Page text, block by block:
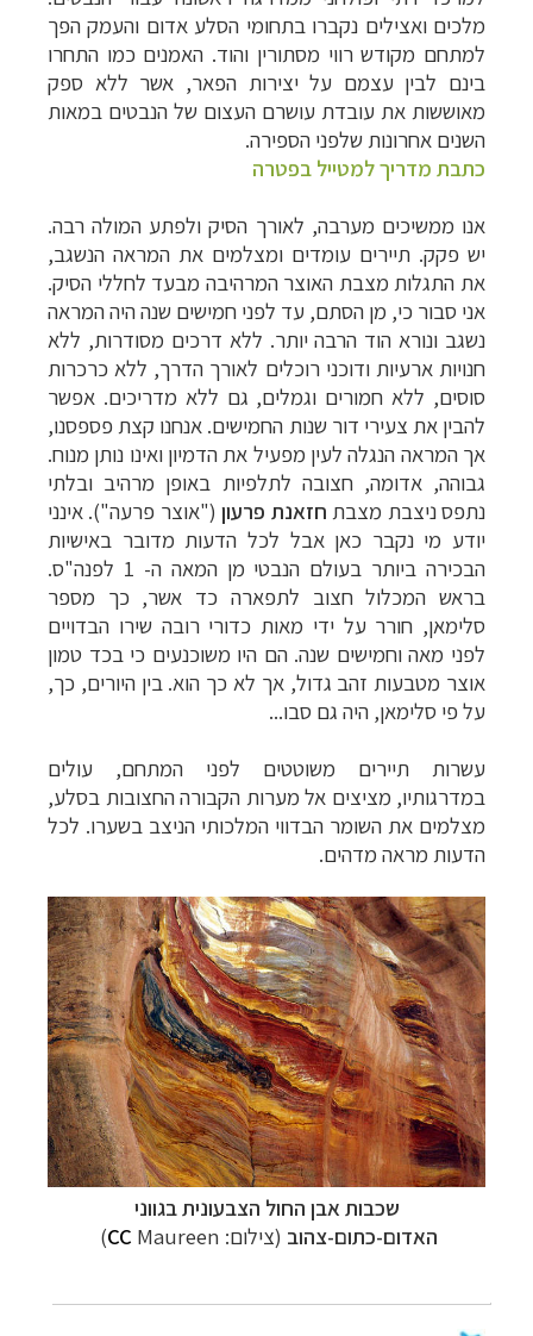
מלכים ואצילים נקברו בתחומי הסלע אדום והעמק הפך
למתחם מקודש רווי מסתורין והוד. האמנים כמו התחרו
בינם לבין עצמם על יצירות הפאר, אשר ללא ספק
מאוששות את עובדת עושרם העצום של הנבטים במאות
השנים אחרונות שלפני הספירה.
כתבת מדריך למטייל בפטרה
אנו ממשיכים מערבה, לאורך הסיק ולפתע המולה רבה.
יש פקק. תיירים עומדים ומצלמים את המראה הנשגב,
את התגלות מצבת האוצר המרהיבה מבעד לחללי הסיק.
אני סבור כי, מן הסתם, עד לפני חמישים שנה היה המראה
נשגב ונורא הוד הרבה יותר. ללא דרכים מסודרות, ללא
חנויות ארעיות ודוכני רוכלים לאורך הדרך, ללא כרכרות
סוסים, ללא חמורים וגמלים, גם ללא מדריכים. אפשר
להבין את צעירי דור שנות החמישים. אנחנו קצת פספסנו,
אך המראה הנגלה לעין מפעיל את הדמיון ואינו נותן מנוח.
גבוהה, אדומה, חצובה לתלפיות באופן מרהיב ובלתי
נתפס ניצבת מצבת חזאנת פרעון("אוצר פרעה"). אינני
יודע מי נקבר כאן אבל לכל הדעות מדובר באישיות
הבכירה ביותר בעולם הנבטי מן המאה ה- 1 לפנה"ס.
בראש המכלול חצוב לתפארה כד אשר, כך מספר
סלימאן, חורר על ידי מאות כדורי רובה שירו הבדויים
לפני מאה וחמישים שנה. הם היו משוכנעים כי בכד טמון
אוצר מטבעות זהב גדול, אך לא כך הוא. בין היורים, כך,
על פי סלימאן, היה גם סבו...
עשרות תיירים משוטטים לפני המתחם, עולים
במדרגותיו, מציצים אל מערות הקבורה החצובות בסלע,
מצלמים את השומר הבדווי המלכותי הניצב בשערו. לכל
הדעות מראה מדהים.
שכבות אבן החול הצבעונית בגווני
האדום-כתום-צהוב (צילום: CC Maureen)